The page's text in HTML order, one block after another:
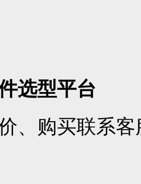
选型平台
、购买联系